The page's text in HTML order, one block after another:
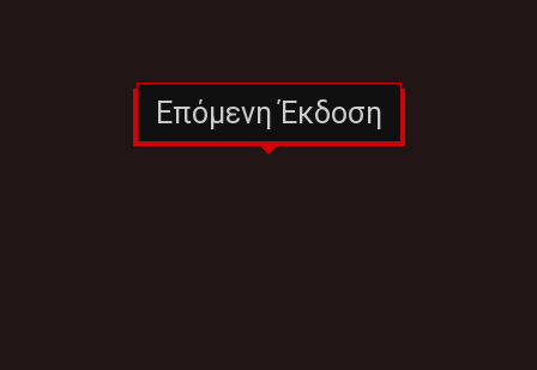
Επόμενη Έκδοση